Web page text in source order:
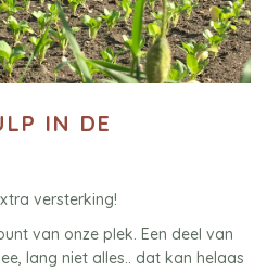
IN DE
versterking!
van onze plek. Een deel van
lang niet alles.. dat kan helaas